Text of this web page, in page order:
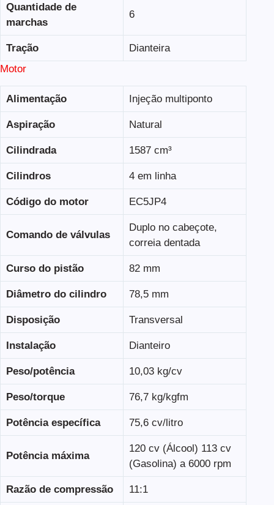
Quantidade de
marchas
6
Tração
Dianteira
Motor
Alimentação Injeção multiponto
Aspiração Natural
Cilindrada 1587 cm³
Cilindros 4 em linha
Código do motor EC5JP4
Comando de válvulas
Duplo no cabeçote,
correia dentada
Curso do pistão 82 mm
Diâmetro do cilindro 78,5 mm
Disposição Transversal
Instalação Dianteiro
Peso/potência 10,03 kg/cv
Peso/torque 76,7 kg/kgfm
Potência específica 75,6 cv/litro
Potência máxima
120 cv (Álcool) 113 cv
(Gasolina) a 6000 rpm
Razão de compressão 11:1